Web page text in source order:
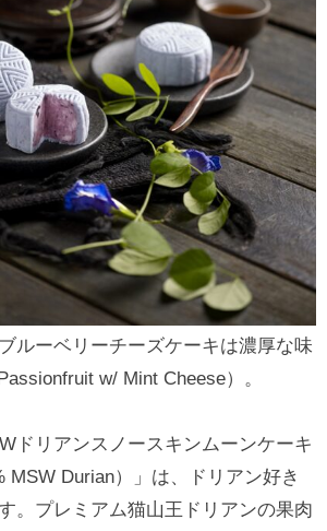
ルーベリーチーズケーキは濃厚な味
w/ Mint Cheese）。
ドリアンスノースキンムーンケーキ
MSW Durian）」は、ドリアン好き
。プレミアム猫山王ドリアンの果肉